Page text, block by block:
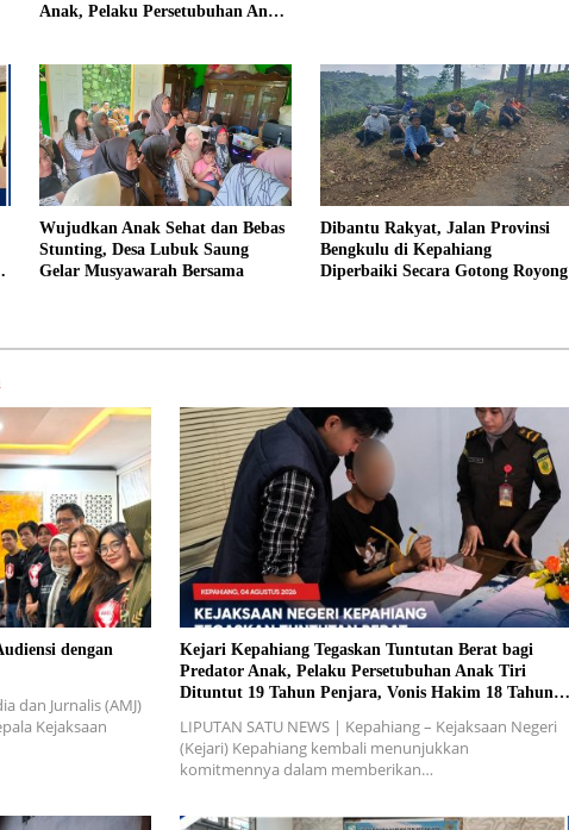
Anak, Pelaku Persetubuhan Anak
Wujudkan Anak Sehat dan Bebas
Stunting, Desa Lubuk Saung
Gelar Musyawarah Bersama
Dibantu Rakyat, Jalan Provinsi
Bengkulu di Kepahiang
Diperbaiki Secara Gotong Royong
dengan
dan Jurnalis (AMJ)
Kejaksaan
Kejari Kepahiang Tegaskan Tuntutan Berat bagi
Predator Anak, Pelaku Persetubuhan Anak Tiri
Dituntut 19 Tahun Penjara, Vonis Hakim 18 Tahun
LIPUTAN SATU NEWS | Kepahiang – Kejaksaan Negeri
(Kejari) Kepahiang kembali menunjukkan
komitmennya dalam memberikan…